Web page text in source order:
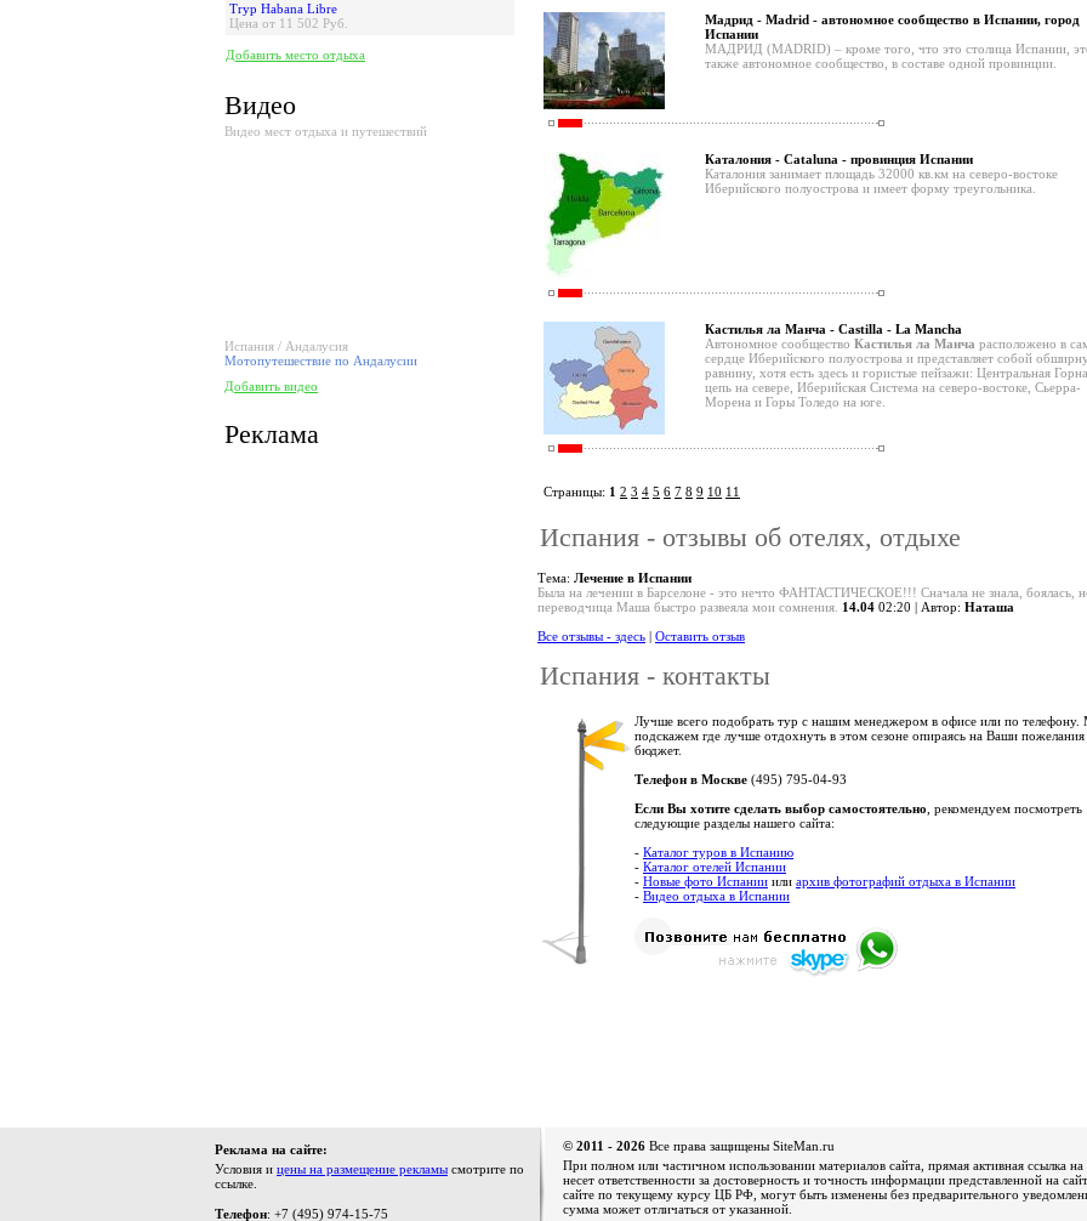
Tryp Habana Libre
Цена от 11 502 Руб.
Добавить место отдыха
Видео
Видео мест отдыха и путешествий
Испания / Андалусия
Мотопутешествие по Андалусии
Добавить видео
Реклама
Мадрид - Madrid - автономное сообщество в Испании, город
Испании
МАДРИД (MADRID) – кроме того, что это столица Испании,
также автономное сообщество, в составе одной провинции.
Каталония - Cataluna - провинция Испании
Каталония занимает площадь 32000 кв.км на северо-востоке
Иберийского полуострова и имеет форму треугольника.
Кастилья ла Манча - Castilla - La Mancha
Автономное сообщество Кастилья ла Манча расположено в
сердце Иберийского полуострова и представляет собой
равнину, хотя есть здесь и гористые пейзажи: Центральная
цепь на севере, Иберийская Система на северо-востоке, Сьерра-
Морена и Горы Толедо на юге.
Страницы: 1 2 3 4 5 6 7 8 9 10 11
Испания - отзывы об отелях, отдыхе
Тема: Лечение в Испании
Была на лечении в Барселоне - это нечто ФАНТАСТИЧЕСКОЕ!!! Сначала не знала, боялась,
переводчица Маша быстро развеяла мои сомнения. 14.04 02:20 | Автор: Наташа
Все отзывы - здесь | Оставить отзыв
Испания - контакты
Лучше всего подобрать тур с нашим менеджером в офисе или по
подскажем где лучше отдохнуть в этом сезоне опираясь на Ваши
бюджет.
Телефон в Москве (495) 795-04-93
Если Вы хотите сделать выбор самостоятельно , рекомендуем посмотреть
следующие разделы нашего сайта:
- Каталог туров в Испанию
- Каталог отелей Испании
- Новые фото Испании или архив фотографий отдыха в Испании
- Видео отдыха в Испании
Реклама на сайте:
Условия и цены на размещение рекламы смотрите по
ссылке.
Телефон: +7 (495) 974-15-75
© 2011 - 2026 Все права защищены SiteMan.ru
При полном или частичном использовании материалов сайта, прямая активная ссылка
несет ответственности за достоверность и точность информации представленной на
сайте по текущему курсу ЦБ РФ, могут быть изменены без предварительного
сумма может отличаться от указанной.